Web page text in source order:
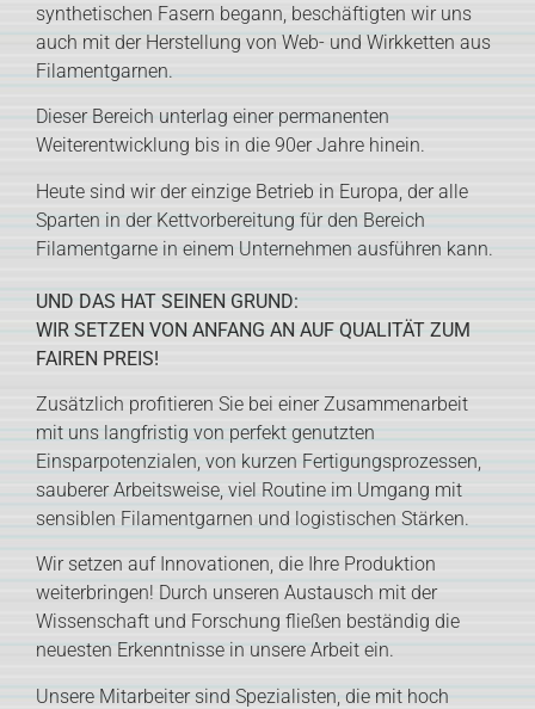
synthetischen Fasern begann, beschäftigten wir uns
auch mit der Herstellung von Web- und Wirkketten aus
Filamentgarnen.
Dieser Bereich unterlag einer permanenten
Weiterentwicklung bis in die 90er Jahre hinein.
Heute sind wir der einzige Betrieb in Europa, der alle
Sparten in der Kettvorbereitung für den Bereich
Filamentgarne in einem Unternehmen ausführen kann.
UND DAS HAT SEINEN GRUND:
WIR SETZEN VON ANFANG AN AUF QUALITÄT ZUM
FAIREN PREIS!
Zusätzlich profitieren Sie bei einer Zusammenarbeit
mit uns langfristig von perfekt genutzten
Einsparpotenzialen, von kurzen Fertigungsprozessen,
sauberer Arbeitsweise, viel Routine im Umgang mit
sensiblen Filamentgarnen und logistischen Stärken.
Wir setzen auf Innovationen, die Ihre Produktion
weiterbringen! Durch unseren Austausch mit der
Wissenschaft und Forschung fließen beständig die
neuesten Erkenntnisse in unsere Arbeit ein.
Unsere Mitarbeiter sind Spezialisten, die mit hoch